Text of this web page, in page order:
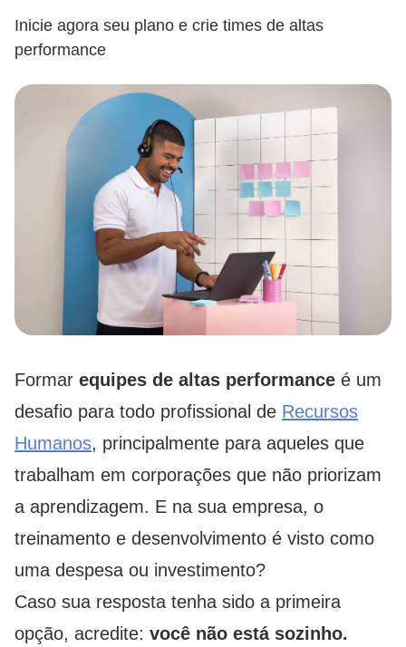
Inicie agora seu plano e crie times de altas
performance
Formar equipes de altas performance é um
desafio para todo profissional de Recursos
Humanos, principalmente para aqueles que
trabalham em corporações que não priorizam
a aprendizagem. E na sua empresa, o
treinamento e desenvolvimento é visto como
uma despesa ou investimento?
Caso sua resposta tenha sido a primeira
opção, acredite: você não está sozinho.